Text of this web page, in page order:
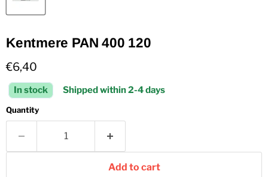
Kentmere PAN 400 120
Current price
€6,40
In stock Shipped within 2-4 days
Quantity
Add to cart